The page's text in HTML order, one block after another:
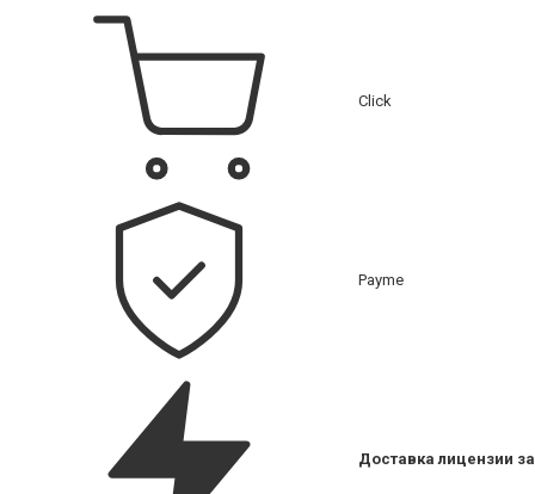
Click
Payme
Доставка лицензии за